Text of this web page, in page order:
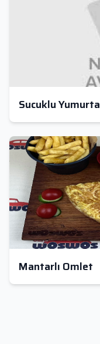
Sucuklu Yumurta
Mantarlı Omlet